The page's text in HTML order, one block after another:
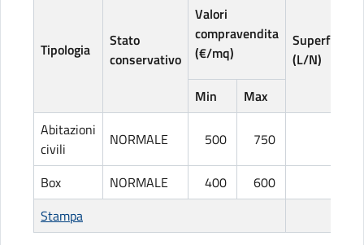
Tipologia
Stato
conservativo
Valori
compravendita
(€/mq)
Superficie
(L/N)
Min
Max
Abitazioni
civili
NORMALE 500 750
Box NORMALE 400 600
Stampa